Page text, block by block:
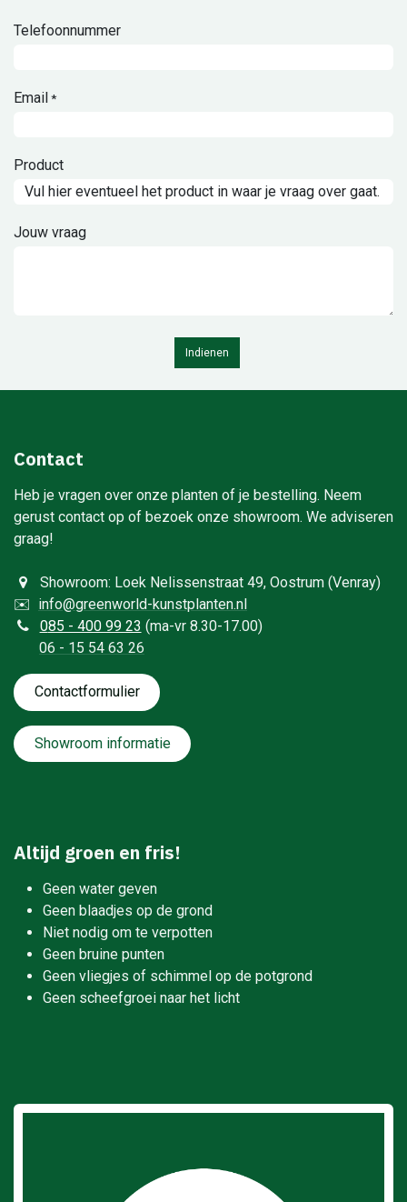
Telefoonnummer
Email *
Product
Jouw vraag
Indienen
Contact
Heb je vragen over onze planten of je bestelling. Neem
gerust contact op of bezoek onze showroom. We adviseren
graag!
Showroom: Loek Nelissenstraat 49, Oostrum (Venray)
✉️ info@greenworld-kunstplanten.nl
085 - 400 99 23 (ma-vr 8.30-17.00)
06 - 15 54 63 26
Contactformulie​​​​​​​​r
Showroom informatie
Altijd groen en fris!
Geen water geven
Geen blaadjes op de grond
Niet nodig om te verpotten
Geen bruine punten
Geen vliegjes of schimmel op de potgrond
Geen scheefgroei naar het licht